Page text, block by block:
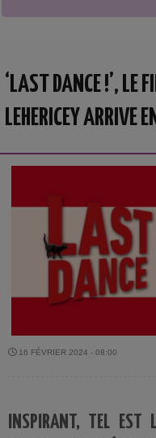
‘LAST DANCE !’, LE
LEHERICEY ARRIVE
16 FÉVRIER 2024 - 08:00
INSPIRANT, TEL EST